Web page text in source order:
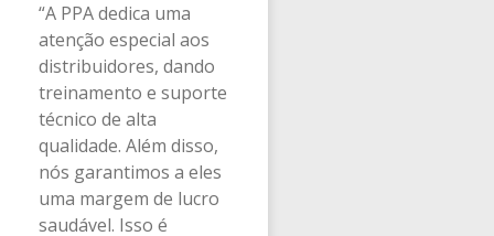
“A PPA dedica uma
atenção especial aos
distribuidores, dando
treinamento e suporte
técnico de alta
qualidade. Além disso,
nós garantimos a eles
uma margem de lucro
saudável. Isso é